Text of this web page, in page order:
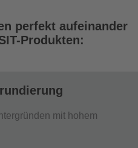
perfekt aufeinander
Produkten:
mit hohem